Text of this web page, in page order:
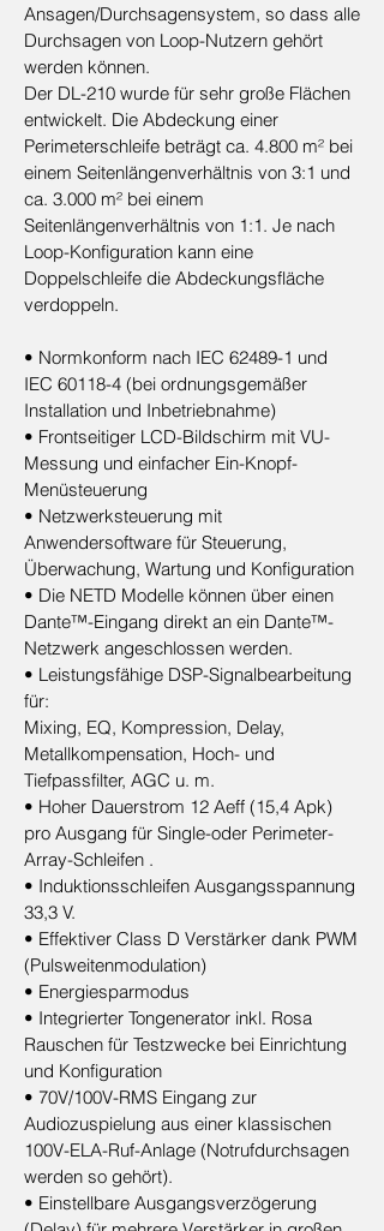
Ansagen/Durchsagensystem, so dass alle
Durchsagen von Loop-Nutzern gehört
werden können.
Der DL-210 wurde für sehr große Flächen
entwickelt. Die Abdeckung einer
Perimeterschleife beträgt ca. 4.800 m² bei
einem Seitenlängenverhältnis von 3:1 und
ca. 3.000 m² bei einem
Seitenlängenverhältnis von 1:1. Je nach
Loop-Konfiguration kann eine
Doppelschleife die Abdeckungsfläche
verdoppeln.
• Normkonform nach IEC 62489-1 und
IEC 60118-4 (bei ordnungsgemäßer
Installation und Inbetriebnahme)
• Frontseitiger LCD-Bildschirm mit VU-
Messung und einfacher Ein-Knopf-
Menüsteuerung
• Netzwerksteuerung mit
Anwendersoftware für Steuerung,
Überwachung, Wartung und Konfiguration
• Die NETD Modelle können über einen
Dante™-Eingang direkt an ein Dante™-
Netzwerk angeschlossen werden.
• Leistungsfähige DSP-Signalbearbeitung
für:
Mixing, EQ, Kompression, Delay,
Metallkompensation, Hoch- und
Tiefpassfilter, AGC u. m.
• Hoher Dauerstrom 12 Aeff (15,4 Apk)
pro Ausgang für Single-oder Perimeter-
Array-Schleifen .
• Induktionsschleifen Ausgangsspannung
33,3 V.
• Effektiver Class D Verstärker dank PWM
(Pulsweitenmodulation)
• Energiesparmodus
• Integrierter Tongenerator inkl. Rosa
Rauschen für Testzwecke bei Einrichtung
und Konfiguration
• 70V/100V-RMS Eingang zur
Audiozuspielung aus einer klassischen
100V-ELA-Ruf-Anlage (Notrufdurchsagen
werden so gehört).
• Einstellbare Ausgangsverzögerung